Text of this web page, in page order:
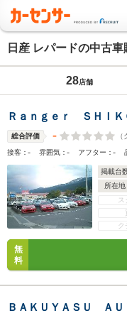
日産 レパードの中古
28店舗
Ｒａｎｇｅｒ ＳＨＩＫ
総合評価 -
接客：- 雰囲気：- アフター：-
掲載台
所在地
ス
ク
無
料
ＢＡＫＵＹＡＳＵ Ａ